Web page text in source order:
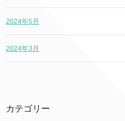
2024年5月
2024年3月
カテゴリー